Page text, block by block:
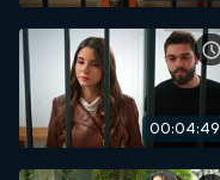
00:04:49